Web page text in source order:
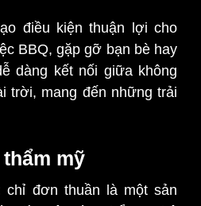
điều kiện thuận lợi cho
BBQ, gặp gỡ bạn bè hay
dàng kết nối giữa không
trời, mang đến những trải
mỹ
chỉ đơn thuần là một sản